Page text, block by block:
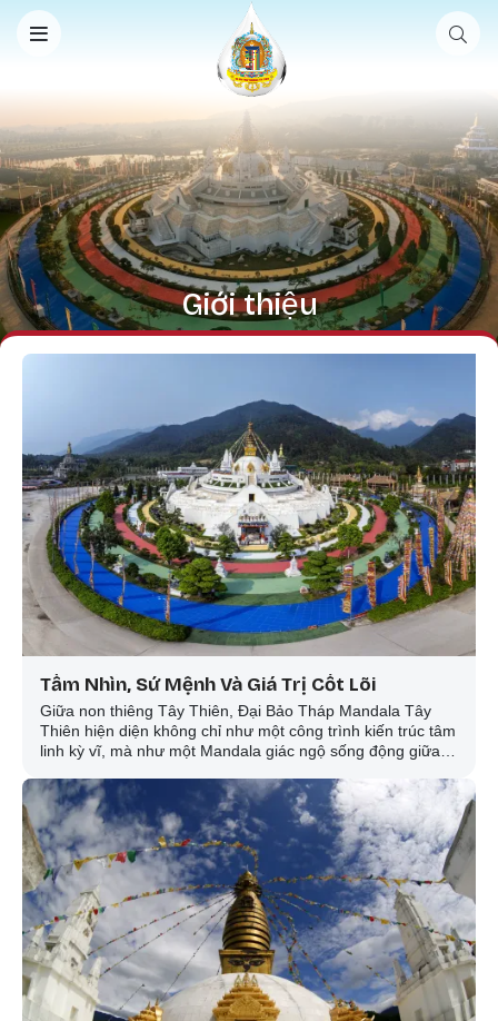
Nhảy đến nội dung
Giới thiệu
Tầm Nhìn, Sứ Mệnh Và Giá Trị Cốt Lõi
Giữa non thiêng Tây Thiên, Đại Bảo Tháp Mandala Tây
Thiên hiện diện không chỉ như một công trình kiến trúc tâm
linh kỳ vĩ, mà như một Mandala giác ngộ sống động giữa
thiêng liêng được thăng hoa, và con đường trở về với bản
tâm thanh tịnh được mở ra cho muôn người.
Nơi đây là sự hội tụ của vẻ đẹp kiến trúc nghệ thuật Kim
Cương thừa, chiều sâu của Tam thừa Phật giáo, năng lực
gia trì của truyền thừa chân chính và khát vọng chuyển
hóa nội tâm trong thời đại mới.
Trong ý nghĩa ấy, Đại Bảo Tháp Mandala Tây Thiên không
chỉ được nhận diện qua hình tướng kiến trúc bên ngoài,
mà còn được xác lập bằng một nền tảng sâu xa hơn: tầm
nhìn, sứ mạng, giá trị cốt lõi và ý nghĩa biểu tượng. Chính